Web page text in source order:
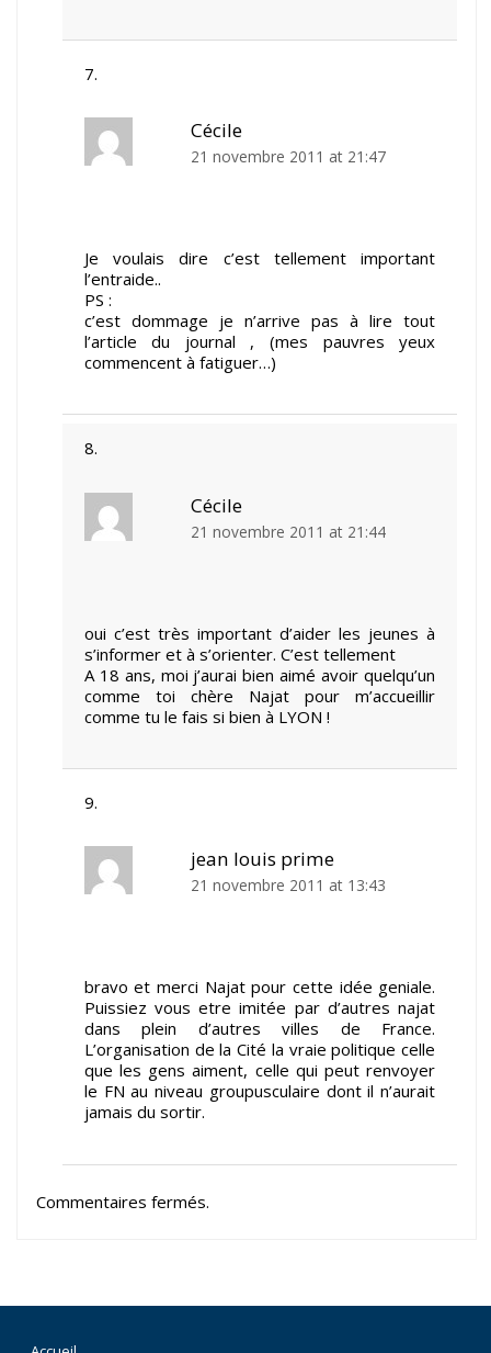
Cécile
21 novembre 2011 at 21:47
Je voulais dire c’est tellement important
l’entraide..
PS :
c’est dommage je n’arrive pas à lire tout
l’article du journal , (mes pauvres yeux
commencent à fatiguer…)
Cécile
21 novembre 2011 at 21:44
oui c’est très important d’aider les jeunes à
s’informer et à s’orienter. C’est tellement
A 18 ans, moi j’aurai bien aimé avoir quelqu’un
comme toi chère Najat pour m’accueillir
comme tu le fais si bien à LYON !
jean louis prime
21 novembre 2011 at 13:43
bravo et merci Najat pour cette idée geniale.
Puissiez vous etre imitée par d’autres najat
dans plein d’autres villes de France.
L’organisation de la Cité la vraie politique celle
que les gens aiment, celle qui peut renvoyer
le FN au niveau groupusculaire dont il n’aurait
jamais du sortir.
Commentaires fermés.